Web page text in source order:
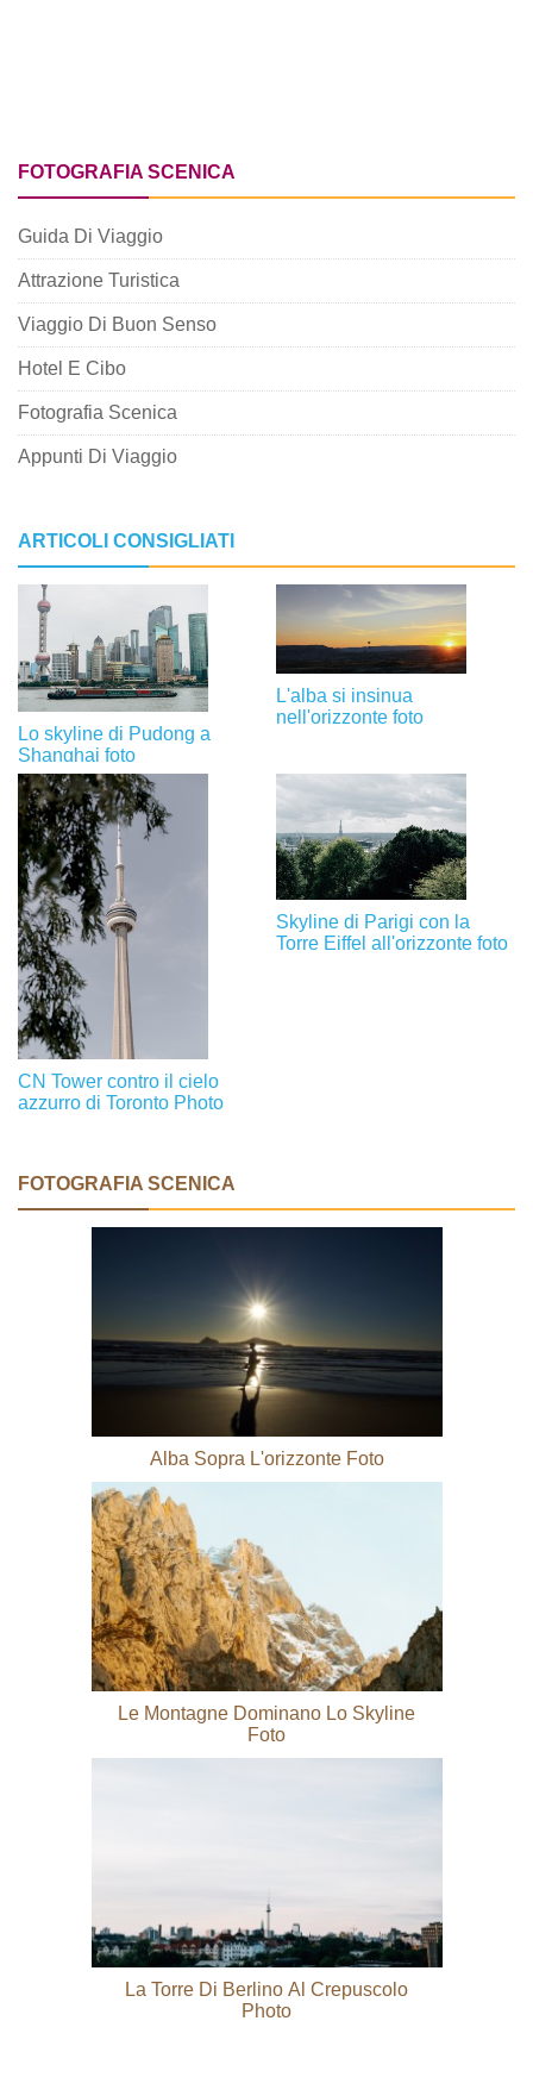
FOTOGRAFIA SCENICA
Guida Di Viaggio
Attrazione Turistica
Viaggio Di Buon Senso
Hotel E Cibo
Fotografia Scenica
Appunti Di Viaggio
ARTICOLI CONSIGLIATI
Lo skyline di Pudong a
Shanghai foto
L'alba si insinua
nell'orizzonte foto
CN Tower contro il cielo
azzurro di Toronto Photo
Skyline di Parigi con la
Torre Eiffel all'orizzonte foto
FOTOGRAFIA SCENICA
Alba Sopra L'orizzonte Foto
Le Montagne Dominano Lo Skyline
Foto
La Torre Di Berlino Al Crepuscolo
Photo